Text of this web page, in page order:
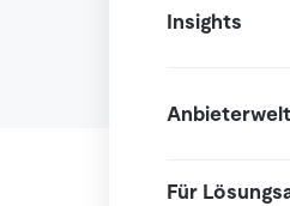
Insights
Anbieterwelt
Für